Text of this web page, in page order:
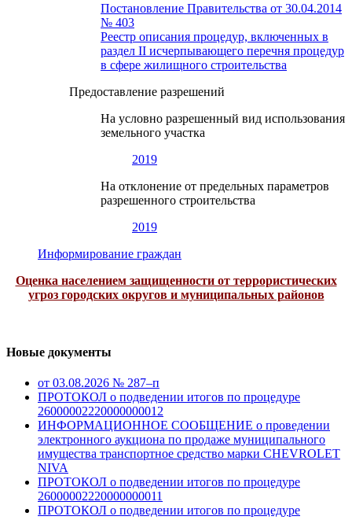
Постановление Правительства от 30.04.2014
№ 403
Реестр описания процедур, включенных в
раздел II исчерпывающего перечня процедур
в сфере жилищного строительства
Предоставление разрешений
На условно разрешенный вид использования
земельного участка
2019
На отклонение от предельных параметров
разрешенного строительства
2019
Информирование граждан
Оценка населением защищенности от террористических
угроз городских округов и муниципальных районов
Новые документы
от 03.08.2026 № 287–п
ПРОТОКОЛ о подведении итогов по процедуре
26000002220000000012
ИНФОРМАЦИОННОЕ СООБЩЕНИЕ о проведении
электронного аукциона по продаже муниципального
имущества транспортное средство марки CHEVROLET
NIVA
ПРОТОКОЛ о подведении итогов по процедуре
26000002220000000011
ПРОТОКОЛ о подведении итогов по процедуре